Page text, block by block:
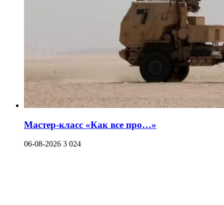
Мастер-класс «Как все про…»
06-08-2026 3 024